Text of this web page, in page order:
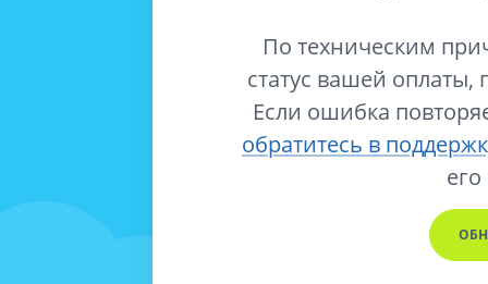
По техническим
статус вашей оплаты,
Если ошибка
обратитесь в
его